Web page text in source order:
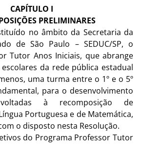
CAPÍTULO I
PRELIMINARES
no âmbito da Secretaria da
de São Paulo – SEDUC/SP, o
Tutor Anos Iniciais, que abrange
da rede pública estadual
uma turma entre o 1º e o 5º
para o desenvolvimento
à recomposição de
Portuguesa e de Matemática,
o disposto nesta Resolução.
do Programa Professor Tutor